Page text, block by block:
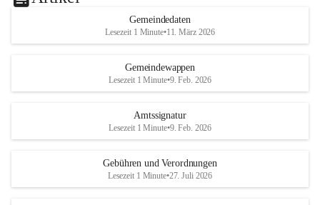
Gemeindedaten
Lesezeit 1 Minute•11. März 2026
Gemeindewappen
Lesezeit 1 Minute•9. Feb. 2026
Amtssignatur
Lesezeit 1 Minute•9. Feb. 2026
Gebühren und Verordnungen
Lesezeit 1 Minute•27. Juli 2026